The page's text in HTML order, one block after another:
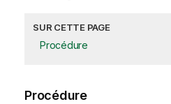
SUR CETTE PAGE
Procédure
Procédure